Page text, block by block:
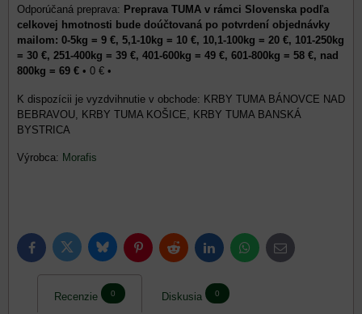
Preprava TUMA v rámci Slovenska podľa
celkovej hmotnosti bude doúčtovaná po potvrdení objednávky
mailom: 0-5kg = 9 €, 5,1-10kg = 10 €, 10,1-100kg = 20 €, 101-250kg
= 30 €, 251-400kg = 39 €, 401-600kg = 49 €, 601-800kg = 58 €, nad
800kg = 69 € • 0 € •
KRBY TUMA BÁNOVCE NAD
BEBRAVOU, KRBY TUMA KOŠICE, KRBY TUMA BANSKÁ
BYSTRICA
Výrobca: Morafis
FacebookTwitter BlueskyPinterestReddit LinkedInWhatsApp
E-
mail
Recenzie 0 Diskusia 0